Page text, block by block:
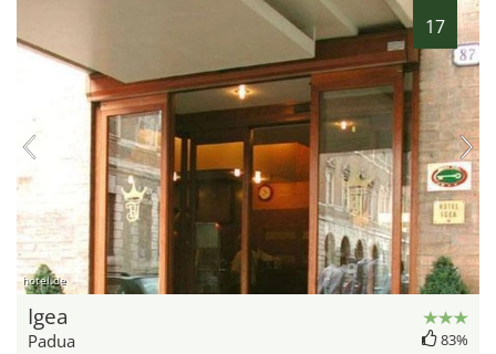
17
hotel.de
Igea
Padua 83%